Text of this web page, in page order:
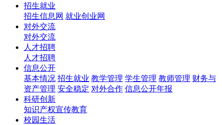
招生就业
招生信息网 就业创业网
对外交流
对外交流
人才招聘
人才招聘
信息公开
基本情况 招生就业 教学管理 学生管理 教师管理 财务与
资产管理 安全稳定 对外合作 信息公开年报
科研创新
知识产权宣传教育
校园生活